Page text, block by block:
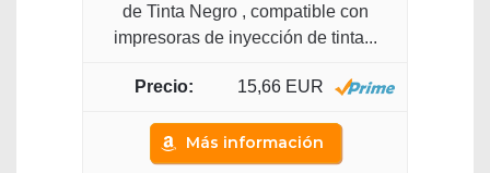
de Tinta Negro , compatible con
impresoras de inyección de tinta...
15,66 EUR
Más información